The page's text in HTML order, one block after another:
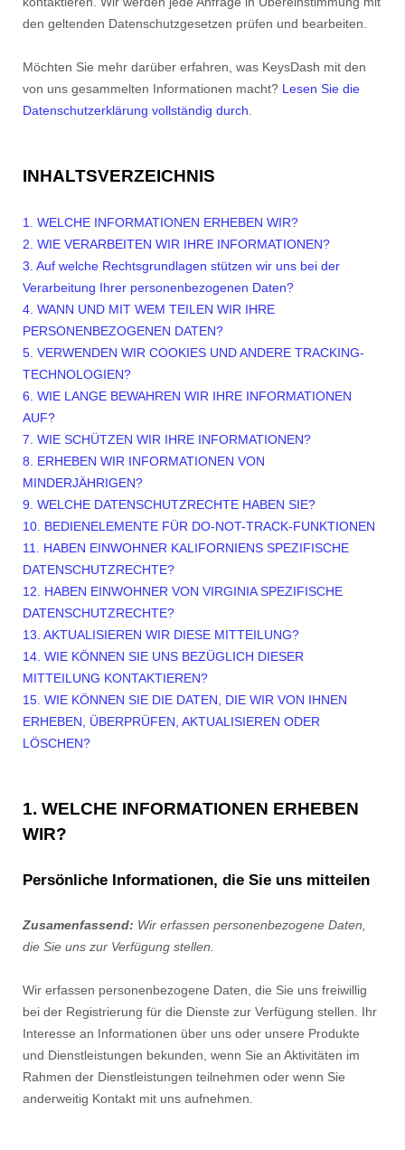
den geltenden Datenschutzgesetzen prüfen und bearbeiten.
Möchten Sie mehr darüber erfahren, was KeysDash mit den
von uns gesammelten Informationen macht? Lesen Sie die
Datenschutzerklärung vollständig durch.
INHALTSVERZEICHNIS
1. WELCHE INFORMATIONEN ERHEBEN WIR?
2. WIE VERARBEITEN WIR IHRE INFORMATIONEN?
3. Auf welche Rechtsgrundlagen stützen wir uns bei der
Verarbeitung Ihrer personenbezogenen Daten?
4. WANN UND MIT WEM TEILEN WIR IHRE
PERSONENBEZOGENEN DATEN?
5. VERWENDEN WIR COOKIES UND ANDERE TRACKING-
TECHNOLOGIEN?
6. WIE LANGE BEWAHREN WIR IHRE INFORMATIONEN
AUF?
7. WIE SCHÜTZEN WIR IHRE INFORMATIONEN?
8. ERHEBEN WIR INFORMATIONEN VON
MINDERJÄHRIGEN?
9. WELCHE DATENSCHUTZRECHTE HABEN SIE?
10. BEDIENELEMENTE FÜR DO-NOT-TRACK-FUNKTIONEN
11. HABEN EINWOHNER KALIFORNIENS SPEZIFISCHE
DATENSCHUTZRECHTE?
12. HABEN EINWOHNER VON VIRGINIA SPEZIFISCHE
DATENSCHUTZRECHTE?
13. AKTUALISIEREN WIR DIESE MITTEILUNG?
14. WIE KÖNNEN SIE UNS BEZÜGLICH DIESER
MITTEILUNG KONTAKTIEREN?
15. WIE KÖNNEN SIE DIE DATEN, DIE WIR VON IHNEN
ERHEBEN, ÜBERPRÜFEN, AKTUALISIEREN ODER
LÖSCHEN?
1. WELCHE INFORMATIONEN ERHEBEN
WIR?
Persönliche Informationen, die Sie uns mitteilen
Zusamenfassend: Wir erfassen personenbezogene Daten,
die Sie uns zur Verfügung stellen.
Wir erfassen personenbezogene Daten, die Sie uns freiwillig
bei der Registrierung für die Dienste zur Verfügung stellen. Ihr
Interesse an Informationen über uns oder unsere Produkte
und Dienstleistungen bekunden, wenn Sie an Aktivitäten im
Rahmen der Dienstleistungen teilnehmen oder wenn Sie
anderweitig Kontakt mit uns aufnehmen.